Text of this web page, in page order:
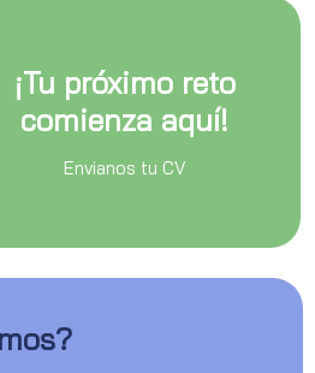
¡Tu próximo reto
comienza aquí!
Envianos tu CV